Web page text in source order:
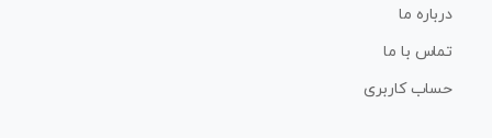
درباره ما
تماس با ما
حساب کاربری